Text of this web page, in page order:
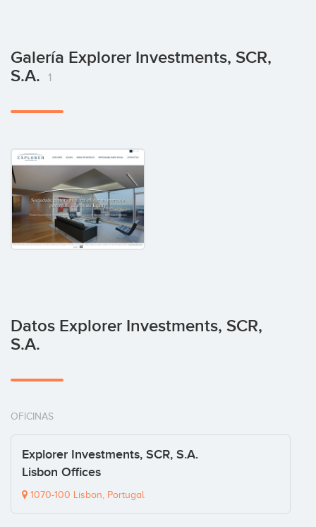
Galería Explorer Investments, SCR,
S.A.
1
Datos Explorer Investments, SCR,
S.A.
OFICINAS
Explorer Investments, SCR, S.A.
Lisbon Offices
1070-100 Lisbon, Portugal